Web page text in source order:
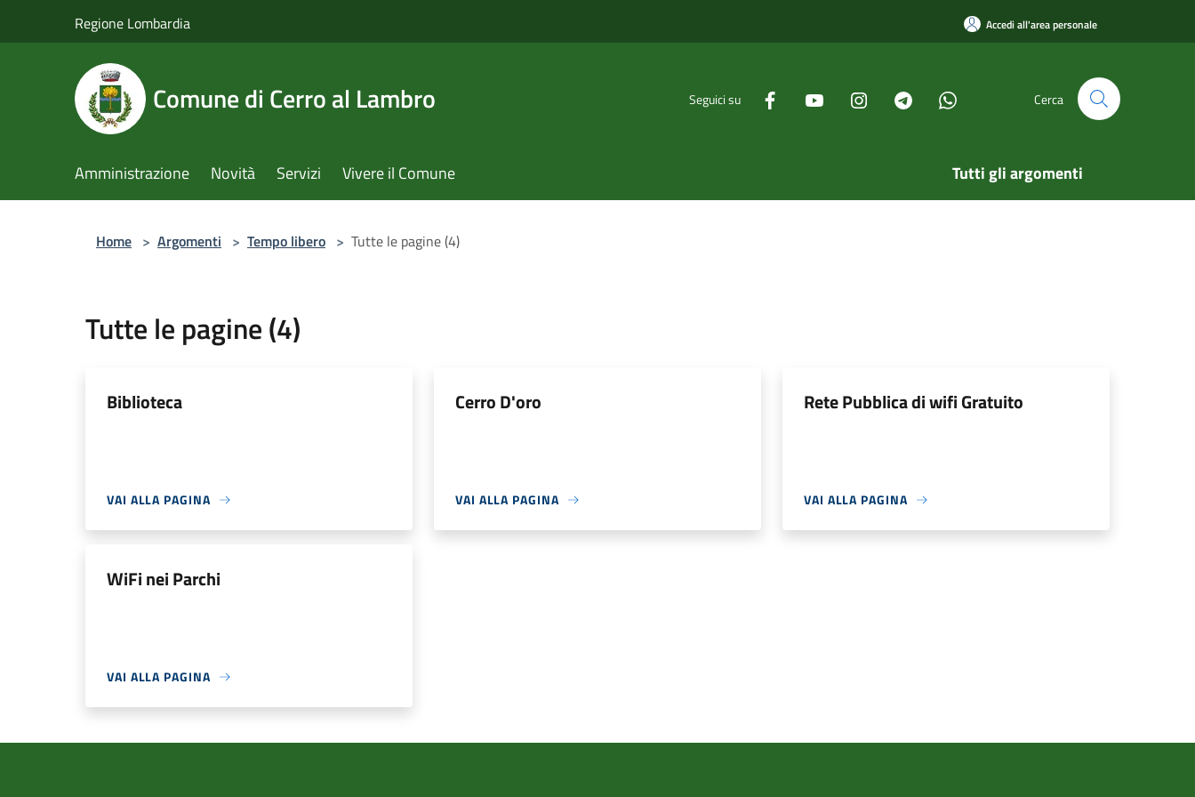
Regione Lombardia Accedi all'area personale
Comune di Cerro al Lambro Seguici su Cerca
Amministrazione Novità Servizi Vivere il Comune Tutti gli argomenti
Home > Argomenti > Tempo libero > Tutte le pagine (4)
Tutte le pagine (4)
Biblioteca
VAI ALLA PAGINA
Cerro D'oro
VAI ALLA PAGINA
Rete Pubblica di wifi Gratuito
VAI ALLA PAGINA
WiFi nei Parchi
VAI ALLA PAGINA